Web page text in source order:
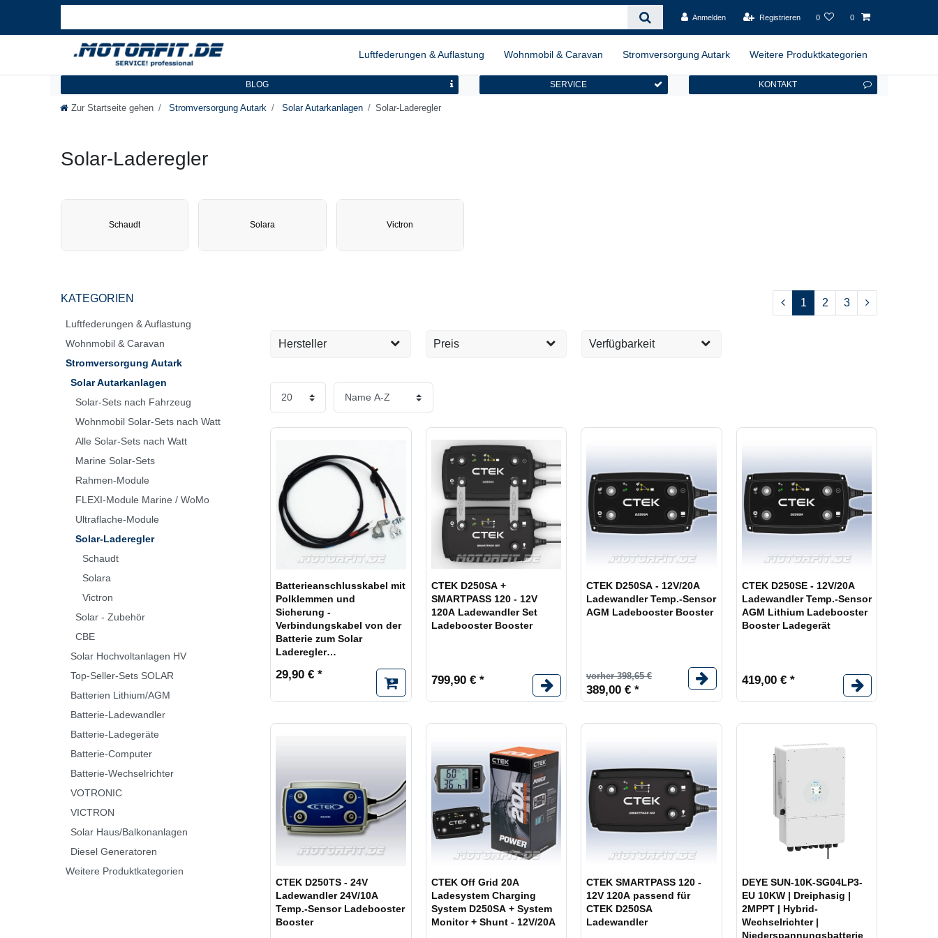
Anmelden Registrieren 0 0
Luftfederungen & Auflastung Wohnmobil & Caravan Stromversorgung Autark Weitere Produktkategorien
BLOG SERVICE KONTAKT
Zur Startseite gehen Stromversorgung Autark Solar Autarkanlagen Solar-Laderegler
Solar-Laderegler
Schaudt Solara Victron
KATEGORIEN
Luftfederungen & Auflastung
Wohnmobil & Caravan
Stromversorgung Autark
Solar Autarkanlagen
Solar-Sets nach Fahrzeug
Wohnmobil Solar-Sets nach Watt
Alle Solar-Sets nach Watt
Marine Solar-Sets
Rahmen-Module
FLEXI-Module Marine / WoMo
Ultraflache-Module
Solar-Laderegler
Schaudt
Solara
Victron
Solar - Zubehör
CBE
Solar Hochvoltanlagen HV
Top-Seller-Sets SOLAR
Batterien Lithium/AGM
Batterie-Ladewandler
Batterie-Ladegeräte
Batterie-Computer
Batterie-Wechselrichter
VOTRONIC
VICTRON
Solar Haus/Balkonanlagen
Diesel Generatoren
Weitere Produktkategorien
1 2 3
Hersteller
Elgris 1
Victron
Preis Verfügbarkeit
Lieferzeit ca. 4 Wochen
Produkt vergriffen,
Lieferzeit 2 Monate oder
Batterieanschlusskabel mit
Polklemmen und
Sicherung -
Verbindungskabel von der
Batterie zum Solar
Laderegler
29,90 € *
CTEK D250SA +
SMARTPASS 120 - 12V
120A Ladewandler Set
Ladebooster Booster
799,90 € *
CTEK D250SA - 12V/20A
Ladewandler Temp.-Sensor
AGM Ladebooster Booster
vorher 398,65 €
389,00 € *
CTEK D250SE - 12V/20A
Ladewandler Temp.-Sensor
AGM Lithium Ladebooster
Booster Ladegerät
419,00 € *
CTEK D250TS - 24V
Ladewandler 24V/10A
Temp.-Sensor Ladebooster
Booster
CTEK Off Grid 20A
Ladesystem Charging
System D250SA + System
Monitor + Shunt - 12V/20A
CTEK SMARTPASS 120 -
12V 120A passend für
CTEK D250SA
Ladewandler
DEYE SUN-10K-SG04LP3-
EU 10KW | Dreiphasig |
2MPPT | Hybrid-
Wechselrichter |
Niederspannungsbatterie